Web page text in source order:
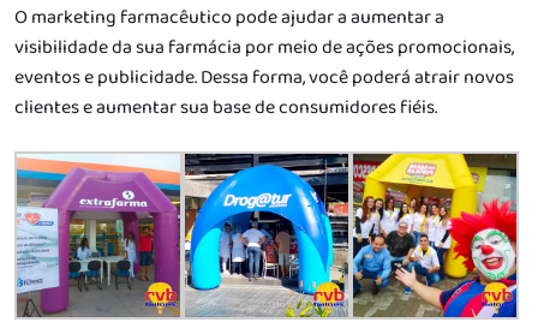
O marketing farmacêutico pode ajudar a aumentar a
visibilidade da sua farmácia por meio de ações promocionais,
eventos e publicidade. Dessa forma, você poderá atrair novos
clientes e aumentar sua base de consumidores fiéis.